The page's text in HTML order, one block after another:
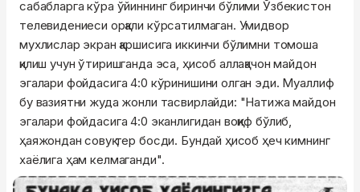
сабабларга кўра ўйиннинг биринчи бўлими Ўзбекистон
телевидениеси орқали кўрсатилмаган. Умидвор
мухлислар экран қаршисига иккинчи бўлимни томоша
қилиш учун ўтиришганда эса, ҳисоб аллақачон майдон
эгалари фойдасига 4:0 кўринишини олган эди. Муаллиф
бу вазиятни жуда жонли тасвирлайди: "Натижа майдон
эгалари фойдасига 4:0 эканлигидан воқиф бўлиб,
ҳаяжондан совуқ тер босди. Бундай ҳисоб ҳеч кимнинг
хаёлига ҳам келмаганди".